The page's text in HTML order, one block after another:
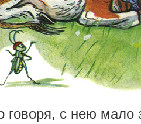
говоря, с нею мало